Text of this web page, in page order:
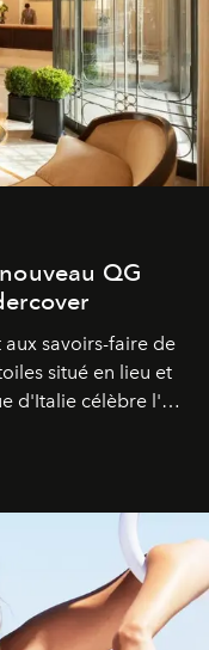
QG
savoirs-faire de
situé en lieu et
d'Italie célèbre l'art
intemporelle.